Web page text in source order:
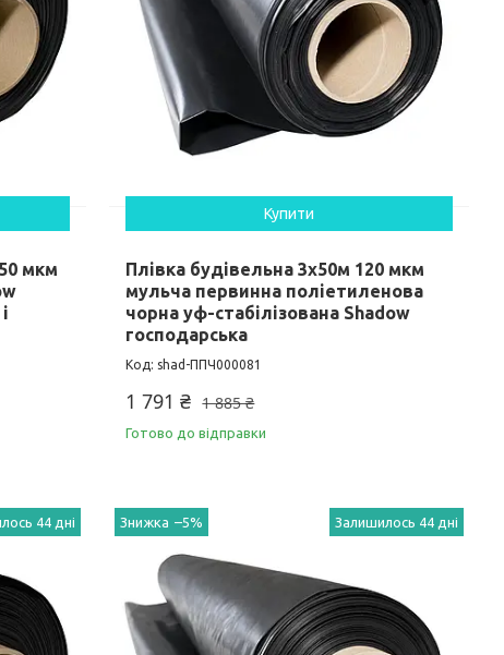
мкм
Купити
Плівка будівельна 3х50м 120 мкм
мульча первинна поліетиленова
чорна уф-стабілізована Shadow
господарська
shad-ППЧ000081
1 885 ₴
1 791 ₴
Готово до відправки
44 дні –5% Залишилось 44 дні